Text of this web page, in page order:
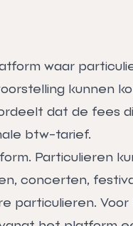
waar
kunnen
dat de fees
btw-tarief.
Particulieren
concerten,
particulieren.